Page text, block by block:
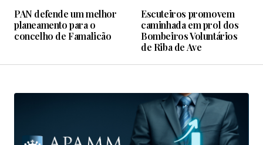
PAN defende um melhor
planeamento para o
concelho de Famalicão
Escuteiros promovem
caminhada em prol dos
Bombeiros Voluntários
de Riba de Ave